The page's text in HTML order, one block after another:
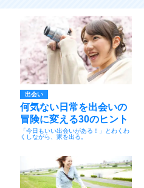
出会い
何気ない日常を出会いの
冒険に変える30のヒント
「今日もいい出会いがある！」とわくわ
くしながら、家を出る。